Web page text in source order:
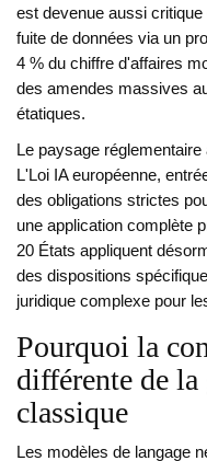
est devenue aussi
fuite de données via un
4 % du chiffre d'affaires
des amendes massives
étatiques.
Le paysage
L' Loi IA européenne,
des obligations strictes
une application complète
20 États appliquent
des dispositions
juridique complexe pour
Pourquoi la
différente de la
classique
Les modèles de langage